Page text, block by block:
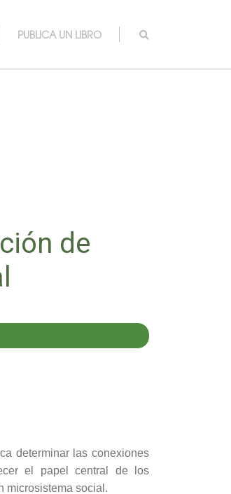
PUBLICA UN LIBRO
de
determinar las conexiones
el papel central de los
microsistema social.